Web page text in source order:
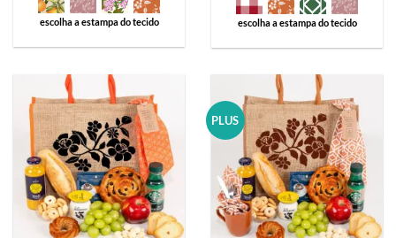
escolha a estampa do tecido escolha a estampa do tecido
PLUS